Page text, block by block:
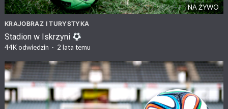
NA ŻYWO
KRAJOBRAZ I TURYSTYKA
Stadion w Iskrzyni
44Kodwiedzin · 2 lata temu